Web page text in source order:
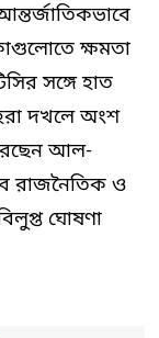
ক্ষমতা
সঙ্গে হাত
দখলে অংশ
আল-
রাজনৈতিক ও
ঘোষণা